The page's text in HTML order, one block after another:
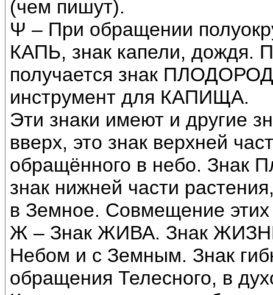
(чем пишут).
Ψ – При обращении
КАПЬ, знак капели, дождя.
получается знак
инструмент для КАПИЩА.
Эти знаки имеют и другие
вверх, это знак верхней
обращённого в небо. Знак
знак нижней части
в Земное. Совмещение этих
Ж – Знак ЖИВА. Знак
Небом и с Земным. Знак
обращения Телесного, в